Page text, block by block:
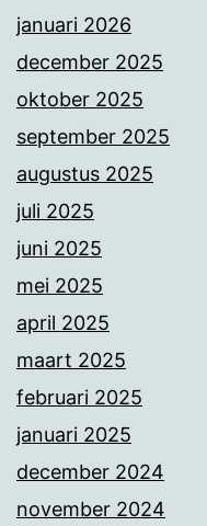
januari 2026
december 2025
oktober 2025
september 2025
augustus 2025
juli 2025
juni 2025
mei 2025
april 2025
maart 2025
februari 2025
januari 2025
december 2024
november 2024